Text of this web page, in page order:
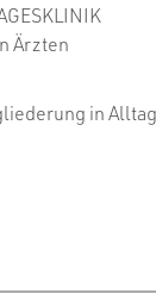
Ärzten
in